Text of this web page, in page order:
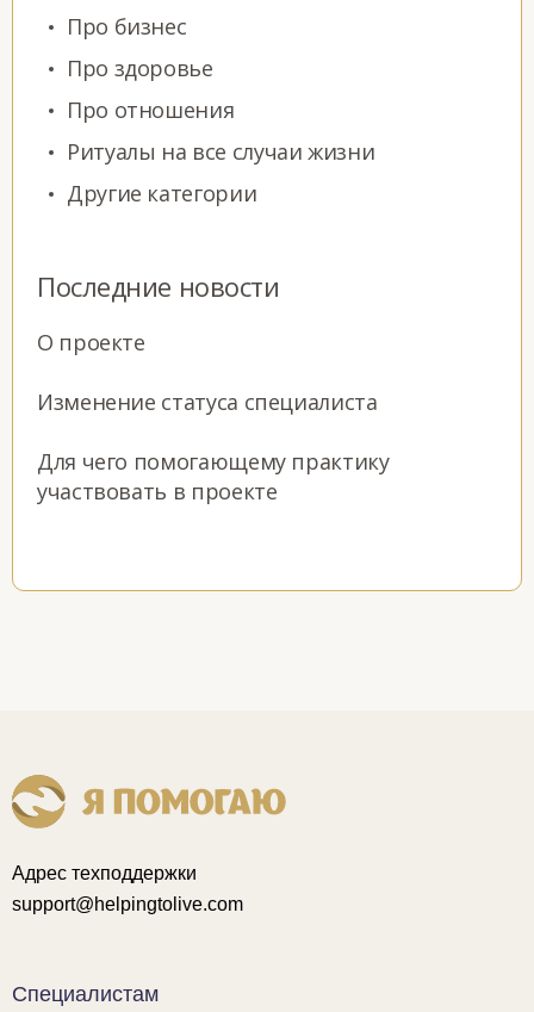
Про бизнес
Про здоровье
Про отношения
Ритуалы на все случаи жизни
Другие категории
Последние новости
О проекте
Изменение статуса специалиста
Для чего помогающему практику
участвовать в проекте
Адрес техподдержки
support@helpingtolive.com
Специалистам